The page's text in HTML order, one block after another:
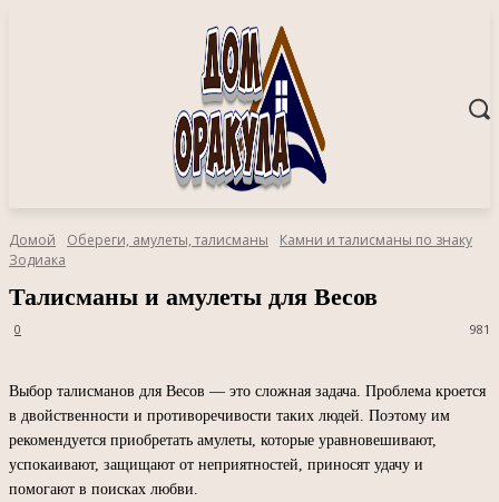
Домой Обереги, амулеты, талисманы
Камни и талисманы по знаку
Зодиака
Талисманы и амулеты для Весов
981
0
Выбор талисманов для Весов — это сложная задача. Проблема кроется
в двойственности и противоречивости таких людей. Поэтому им
рекомендуется приобретать амулеты, которые уравновешивают,
успокаивают, защищают от неприятностей, приносят удачу и
помогают в поисках любви.